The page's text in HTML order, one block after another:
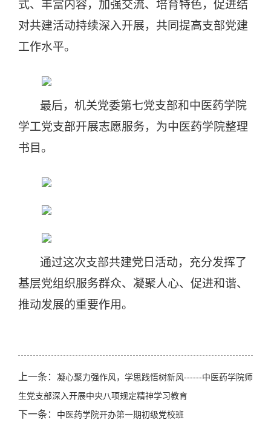
式、丰富内容，加强交流、培育特色，促进结
对共建活动持续深入开展，共同提高支部党建
工作水平。
最后，机关党委第七党支部和中医药学院
学工党支部开展志愿服务，为中医药学院整理
书目。
通过这次支部共建党日活动，充分发挥了
基层党组织服务群众、凝聚人心、促进和谐、
推动发展的重要作用。
上一条： 凝心聚力强作风，学思践悟树新风------中医药学院师
生党支部深入开展中央八项规定精神学习教育
下一条： 中医药学院开办第一期初级党校班